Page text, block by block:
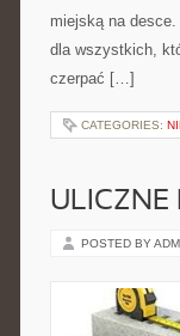
miejską na
dla wszystkich,
czerpać […]
CATEGORIES:
ULICZNE
POSTED BY